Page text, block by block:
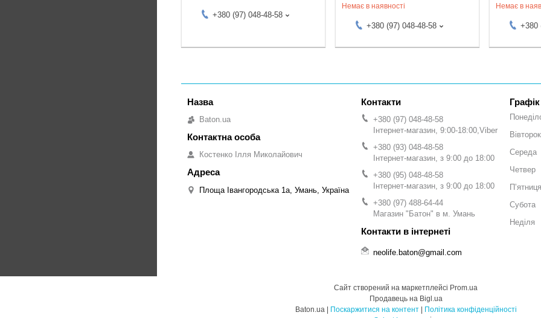
+380 (97) 048-48-58
Немає в наявності
+380 (97) 048-48-58
Немає в
+380
Baton.ua
Костенко Ілля Миколайович
Площа Івангородська 1а, Умань, Україна
+380 (97) 048-48-58
Інтернет-магазин, 9:00-18:00,Viber
+380 (93) 048-48-58
Інтернет-магазин, з 9:00 до 18:00
+380 (95) 048-48-58
Інтернет-магазин, з 9:00 до 18:00
+380 (97) 488-64-44
Магазин "Батон" в м. Умань
neolife.baton@gmail.com
Вівторок
Середа
Четвер
Пʼятниця
Субота
Неділя
Сайт створений на маркетплейсі Prom.ua
Продавець на Bigl.ua
Baton.ua | Поскаржитися на контент | Політика конфіденційності